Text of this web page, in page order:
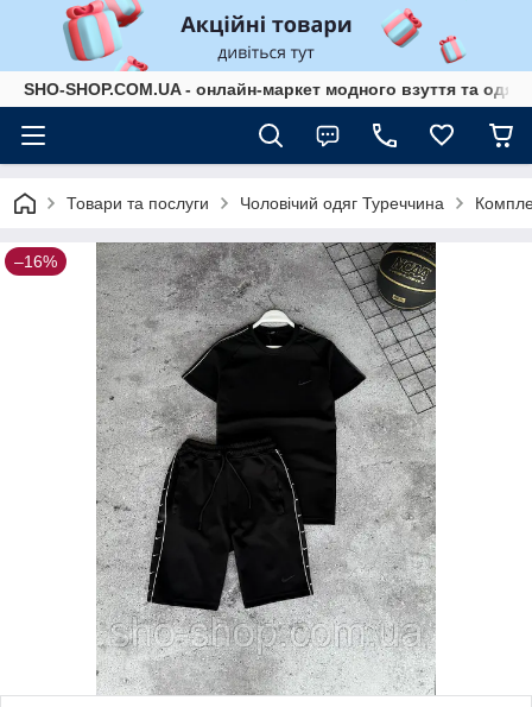
SHO-SHOP.COM.UA - онлайн-маркет модного взуття та
Товари та послуги Чоловічий одяг Туреччина
–16%